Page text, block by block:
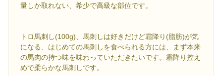
量しか取れない、希少で高級な部位です。
トロ馬刺し(100g)、馬刺しは好きだけど霜降り(脂肪)が気
になる、はじめての馬刺しを食べられる方には、まず本来
の馬肉の持つ味を味わっていただきたいです。霜降り控え
めで柔らかな馬刺しです。